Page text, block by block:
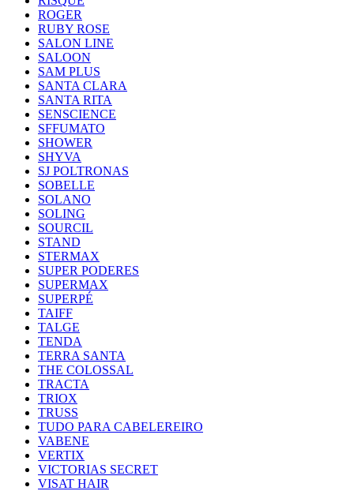
ROGER
RUBY ROSE
SALON LINE
SALOON
SAM PLUS
SANTA CLARA
SANTA RITA
SENSCIENCE
SFFUMATO
SHOWER
SHYVA
SJ POLTRONAS
SOBELLE
SOLANO
SOLING
SOURCIL
STAND
STERMAX
SUPER PODERES
SUPERMAX
SUPERPÉ
TAIFF
TALGE
TENDA
TERRA SANTA
THE COLOSSAL
TRACTA
TRIOX
TRUSS
TUDO PARA CABELEREIRO
VABENE
VERTIX
VICTORIAS SECRET
VISAT HAIR